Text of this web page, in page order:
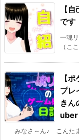
【
です
一魂
（こ
【
プレ
きん
uber
みなさ～ん♪ こんた